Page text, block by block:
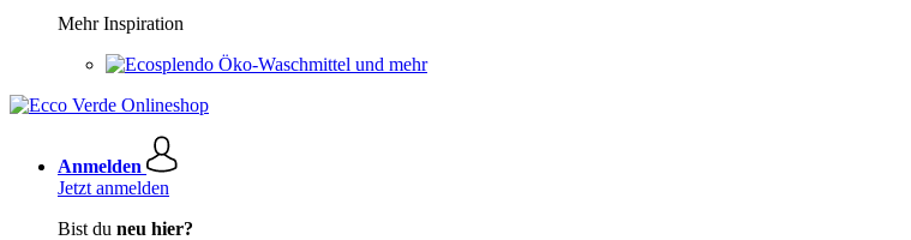
Mehr Inspiration
Öko-Waschmittel und mehr
Anmelden
Jetzt anmelden
Bist du neu hier?